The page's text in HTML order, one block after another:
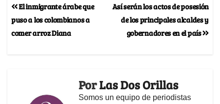
Así serán los actos de posesión
de los principales alcaldes y
gobernadores en el país
El inmigrante árabe que
puso a los colombianos a
comer arroz Diana
PorLas Dos Orillas
Somos un equipo de periodistas